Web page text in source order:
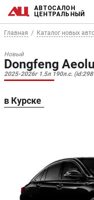
АВТОСАЛОН
ЦЕНТРАЛЬНЫЙ
Главная Каталог новых
Новый
Dongfeng
2025-2026г 1.5л 190л.с.
в Курске